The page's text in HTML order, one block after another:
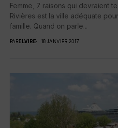
Femme, 7 raisons qui devraient
Rivières est la ville adéquate
famille. Quand on parle...
PARELVIRE 18 JANVIER 2017